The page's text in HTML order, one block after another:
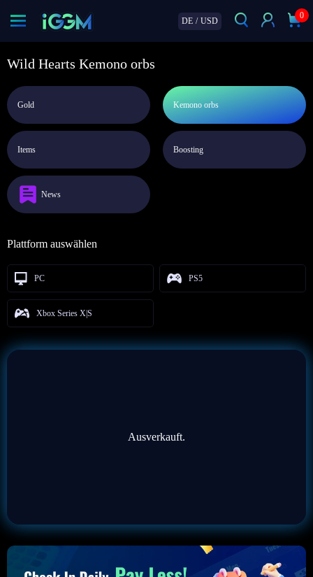
DE / USD
0
Wild Hearts Kemono orbs
Gold Kemono orbs
Items Boosting
News
Plattform auswählen
PC PS5
Xbox Series X|S
Ausverkauft.